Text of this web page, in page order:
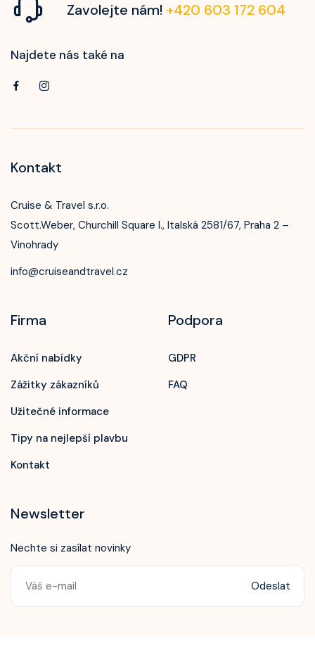
Zavolejte nám!
+420 603 172 604
Zavolejte nám! +420 603 172 604
Najdete nás také na
Kontakt
Cruise & Travel s.r.o.
Scott.Weber, Churchill Square I., Italská 2581/67, Praha 2 –
Vinohrady
info@cruiseandtravel.cz
Firma
Akční nabídky
Zážitky zákazníků
Užitečné informace
Tipy na nejlepší plavbu
Kontakt
Podpora
GDPR
FAQ
Newsletter
Nechte si zasílat novinky
Odeslat